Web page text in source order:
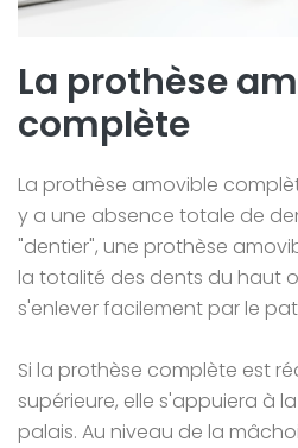
La prothèse
complète
La prothèse amovible
y a une absence totale de
"dentier", une prothèse
la totalité des dents du haut
s'enlever facilement par le
Si la prothèse complète est
supérieure, elle s'appuiera à
palais. Au niveau de la